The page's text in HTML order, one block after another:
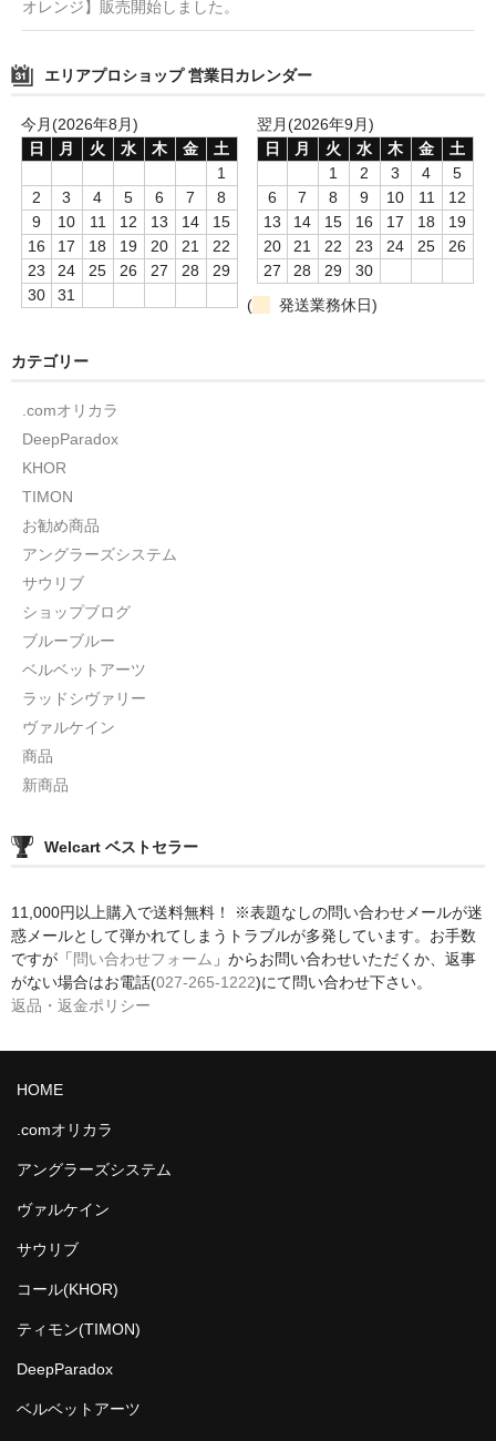
オレンジ】販売開始しました。
エリアプロショップ 営業日カレンダー
今月(2026年8月)
日
月 火 水 木 金
土
1
2
3 4 5 6 7
8
9
10 11 12 13 14
15
16
17 18 19 20 21
22
23
24 25 26 27 28
29
30
31
翌月(2026年9月)
日
月 火 水 木 金
土
1
2 3 4
5
6
7 8 9 10 11
12
13
14 15 16 17 18
19
20
21 22 23 24 25
26
27
28 29
30
(
発送業務休日)
カテゴリー
.comオリカラ
DeepParadox
KHOR
TIMON
お勧め商品
アングラーズシステム
サウリブ
ショップブログ
ブルーブルー
ベルベットアーツ
ラッドシヴァリー
ヴァルケイン
商品
新商品
Welcart ベストセラー
11,000円以上購入で送料無料！ ※表題なしの問い合わせメールが迷
惑メールとして弾かれてしまうトラブルが多発しています。お手数
ですが「 問い合わせフォーム 」からお問い合わせいただくか、返事
がない場合はお電話(027-265-1222)にて問い合わせ下さい。
返品・返金ポリシー
HOME
.comオリカラ
アングラーズシステム
ヴァルケイン
サウリブ
コール(KHOR)
ティモン(TIMON)
DeepParadox
ベルベットアーツ